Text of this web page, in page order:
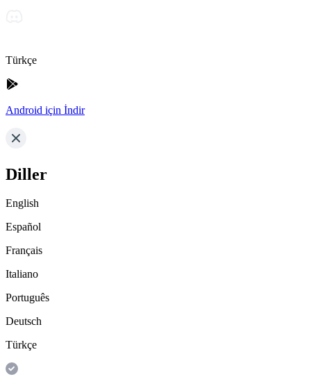
Türkçe
Android için İndir
Diller
English
Español
Français
Italiano
Português
Deutsch
Türkçe